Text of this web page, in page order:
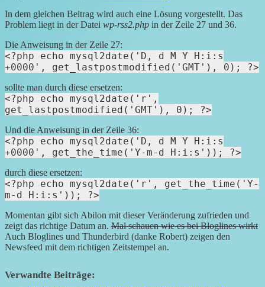
In dem gleichen Beitrag wird auch eine Lösung vorgestellt. Das
Problem liegt in der Datei wp-rss2.php in der Zeile 27 und 36.
Die Anweisung in der Zeile 27:
<?php echo mysql2date('D, d M Y H:i:s
+0000', get_lastpostmodified('GMT'), 0); ?>
sollte man durch diese ersetzen:
<?php echo mysql2date('r',
get_lastpostmodified('GMT'), 0); ?>
Und die Anweisung in der Zeile 36:
<?php echo mysql2date('D, d M Y H:i:s
+0000', get_the_time('Y-m-d H:i:s')); ?>
durch diese ersetzen:
<?php echo mysql2date('r', get_the_time('Y-
m-d H:i:s')); ?>
Momentan gibt sich Abilon mit dieser Veränderung zufrieden und
zeigt das richtige Datum an. Mal schauen wie es bei Bloglines wirkt
Auch Bloglines und Thunderbird (danke Robert) zeigen den
Newsfeed mit dem richtigen Zeitstempel an.
Verwandte Beiträge: